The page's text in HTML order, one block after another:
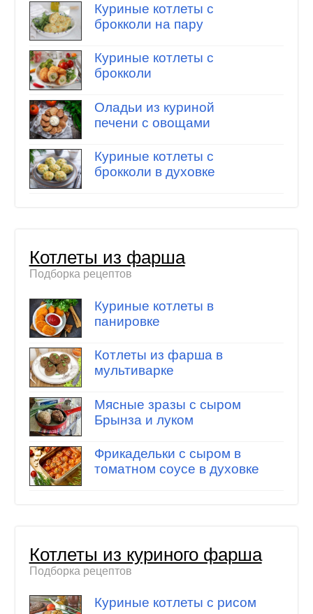
Куриные котлеты с
брокколи на пару
Куриные котлеты с
брокколи
Оладьи из куриной
печени с овощами
Куриные котлеты с
брокколи в духовке
Котлеты из фарша
Подборка рецептов
Куриные котлеты в
панировке
Котлеты из фарша в
мультиварке
Мясные зразы с сыром
Брынза и луком
Фрикадельки с сыром в
томатном соусе в духовке
Котлеты из куриного фарша
Подборка рецептов
Куриные котлеты с рисом